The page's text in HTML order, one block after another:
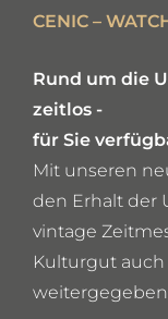
CENIC –
Rund um die
zeitlos -
für Sie
Mit unseren
den Erhalt der
vintage
Kulturgut auch